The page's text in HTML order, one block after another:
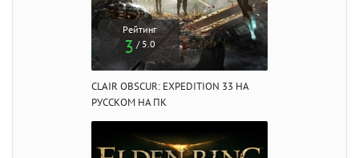
Рейтинг
3 / 5.0
CLAIR OBSCUR: EXPEDITION 33 НА
РУССКОМ НА ПК